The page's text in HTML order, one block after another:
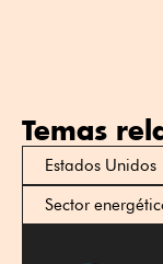
Temas
Estados Unidos
Sector